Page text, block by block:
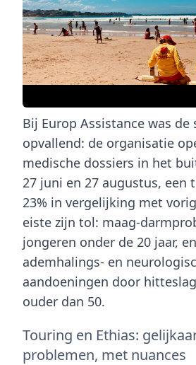
Bij Europ Assistance was de
opvallend: de organisatie
medische dossiers in het
27 juni en 27 augustus, een
23% in vergelijking met
eiste zijn tol: maag-
jongeren onder de 20 jaar, en
ademhalings- en
aandoeningen door
ouder dan 50.
Touring en Ethias:
problemen, met nuances